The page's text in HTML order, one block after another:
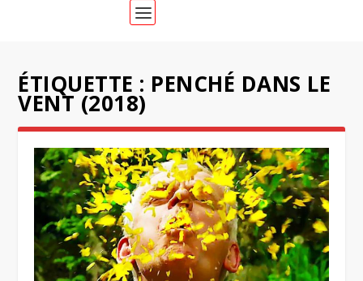
ÉTIQUETTE : PENCHÉ DANS LE
VENT (2018)